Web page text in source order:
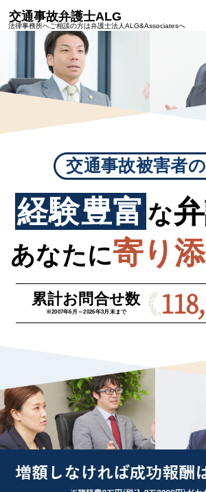
交通事故弁護士ALG
法律事務所へご相談の方は弁護士法人ALG&Associatesへ
交通事故被害者
経験豊富 な
あなたに寄り
累計お問合せ数
※2007年6月～2026年3月末まで